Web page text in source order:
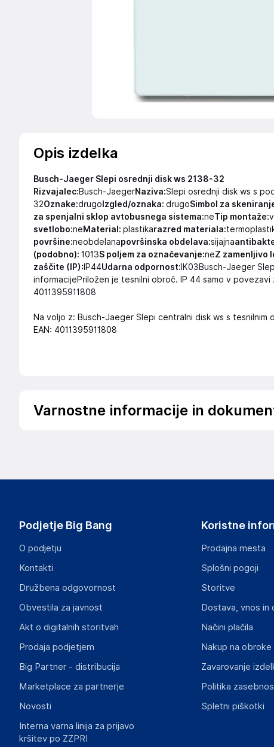
Opis izdelka
Busch-Jaeger Slepi osrednji disk ws 2138-32
Rizvajalec:Busch-JaegerNaziva:Slepi osrednji disk ws s
32Oznake:drugo Izgled/oznaka: drugoSimbol za
za spenjalni sklop avtobusnega sistema:neTip montaže:
svetlobo:neMaterial: plastikarazred materiala:
površine:neobdelanapovršinska obdelava:sijajna
(podobno): 1013S poljem za označevanje:neZ zamenljivo
zaščite (IP): IP44Udarna odpornost: IK03Busch-Jaeger
informacijePriložen je tesnilni obroč. IP 44 samo v
4011395911808
Na voljo z: Busch-Jaeger Slepi centralni disk ws s tesnilnim
EAN: 4011395911808
Varnostne informacije in
contact.center@de.abb.com
Gospodarski subjekt s sedežem v EU, ki zagotavlja
68309
Germany
Podjetje Big Bang
O podjetju
Kontakti
Družbena odgovornost
Obvestila za javnost
Akt o digitalnih storitvah
Prodaja podjetjem
Big Partner - distribucija
Marketplace za partnerje
Novosti
Interna varna linija za prijavo
kršitev po ZZPRI
Koristne
Prodajna mesta
Splošni pogoji
Storitve
Dostava, vnos in
Načini plačila
Nakup na obroke
Zavarovanje
Politika
Spletni piškotki